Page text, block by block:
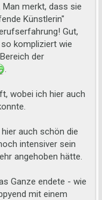
merkt, dass sie
Künstlerin"
Gut,
kompliziert wie
der
.
wobei ich hier auch
auch schön die
intensiver sein
angehoben hätte.
Ganze endete - wie
mit einem